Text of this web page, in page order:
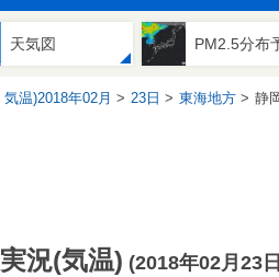
天気図 PM2.5分布
温)2018年02月 23日 東海地方 静
況(気温) (2018年02月23